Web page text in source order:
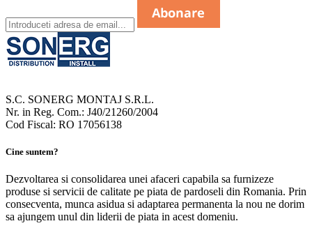
S.C. SONERG MONTAJ S.R.L.
Nr. in Reg. Com.: J40/21260/2004
Cod Fiscal: RO 17056138
Cine suntem?
Dezvoltarea si consolidarea unei afaceri capabila sa furnizeze
produse si servicii de calitate pe piata de pardoseli din Romania. Prin
consecventa, munca asidua si adaptarea permanenta la nou ne dorim
sa ajungem unul din liderii de piata in acest domeniu.